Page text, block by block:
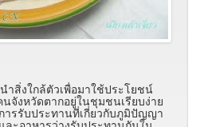
สิ่งใกล้ตัวเพื่อมาใช้ประโยชน์
จังหวัดตากอยู่ในชุมชนเรียบง่าย
รรับประทานที่เกี่ยวกับภูมิปัญญา